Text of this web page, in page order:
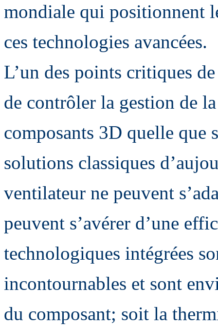
mondiale qui positionnent
ces technologies avancées.
L’un des points critiques
de contrôler la gestion de
composants 3D quelle que
solutions classiques
ventilateur ne peuvent
peuvent s’avérer d’une
technologiques intégrées
incontournables et sont
du composant; soit la